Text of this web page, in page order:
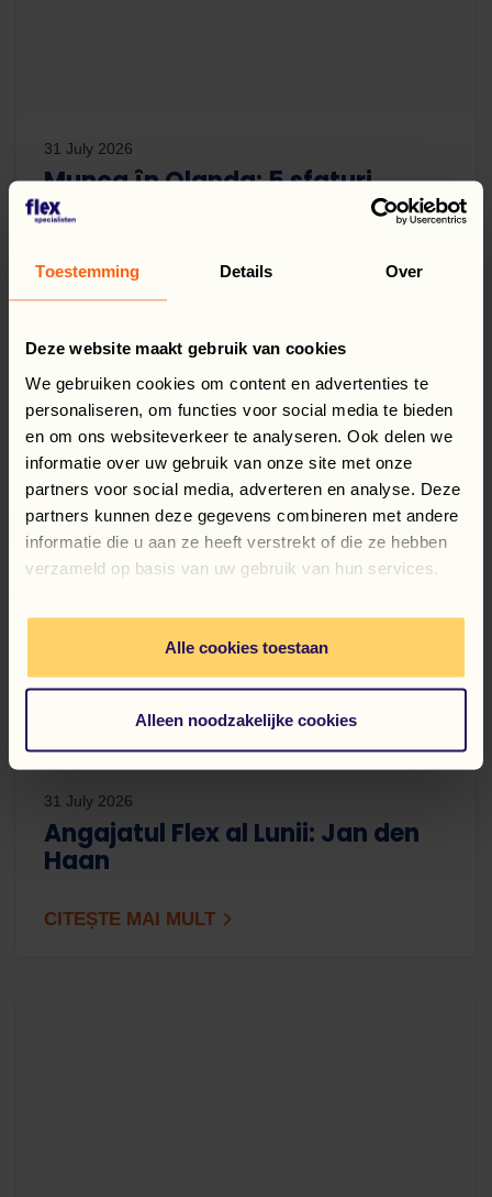
Toestemming Details Over
Deze website maakt gebruik van cookies
We gebruiken cookies om content en advertenties te
personaliseren, om functies voor social media te bieden
en om ons websiteverkeer te analyseren. Ook delen we
informatie over uw gebruik van onze site met onze
partners voor social media, adverteren en analyse. Deze
partners kunnen deze gegevens combineren met andere
informatie die u aan ze heeft verstrekt of die ze hebben
verzameld op basis van uw gebruik van hun services.
Alle cookies toestaan
Alleen noodzakelijke cookies
31 July 2026
Munca în Olanda: 5 sfaturi
31 July 2026
Angajatul Flex al Lunii: Jan den
Haan
CITEȘTE MAI MULT